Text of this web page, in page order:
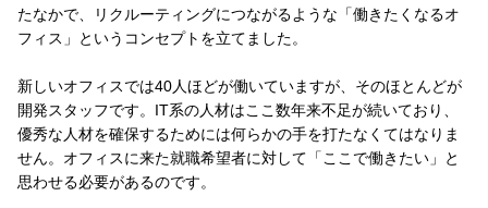
たなかで、リクルーティングにつながるような「働きたくなるオ
フィス」というコンセプトを立てました。
新しいオフィスでは40人ほどが働いていますが、そのほとんどが
開発スタッフです。IT系の人材はここ数年来不足が続いており、
優秀な人材を確保するためには何らかの手を打たなくてはなりま
せん。オフィスに来た就職希望者に対して「ここで働きたい」と
思わせる必要があるのです。